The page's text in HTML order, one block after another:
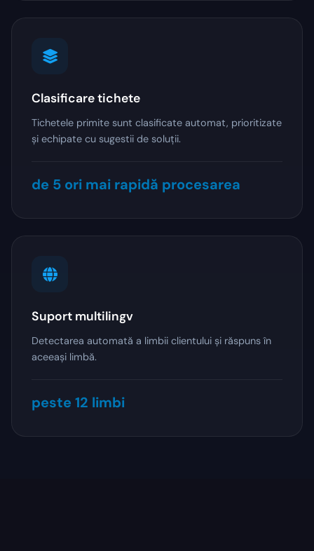
Clasificare tichete
Tichetele primite sunt clasificate automat, prioritizate
și echipate cu sugestii de soluții.
de 5 ori mai rapidă procesarea
Suport multilingv
Detectarea automată a limbii clientului și răspuns în
aceeași limbă.
peste 12 limbi